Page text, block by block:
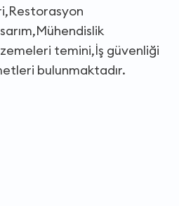
temini,İş güvenliği
bulunmaktadır.